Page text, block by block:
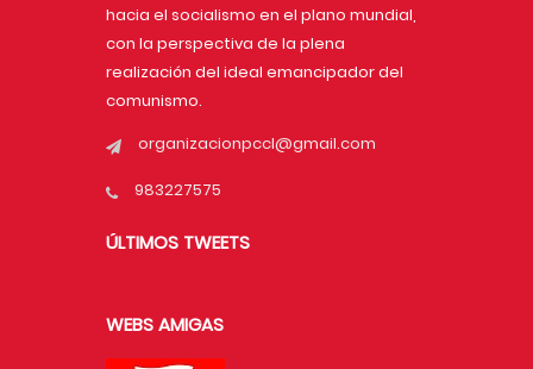
hacia el socialismo en el plano mundial,
con la perspectiva de la plena
realización del ideal emancipador del
comunismo.
organizacionpccl@gmail.com
983227575
ÚLTIMOS TWEETS
WEBS AMIGAS